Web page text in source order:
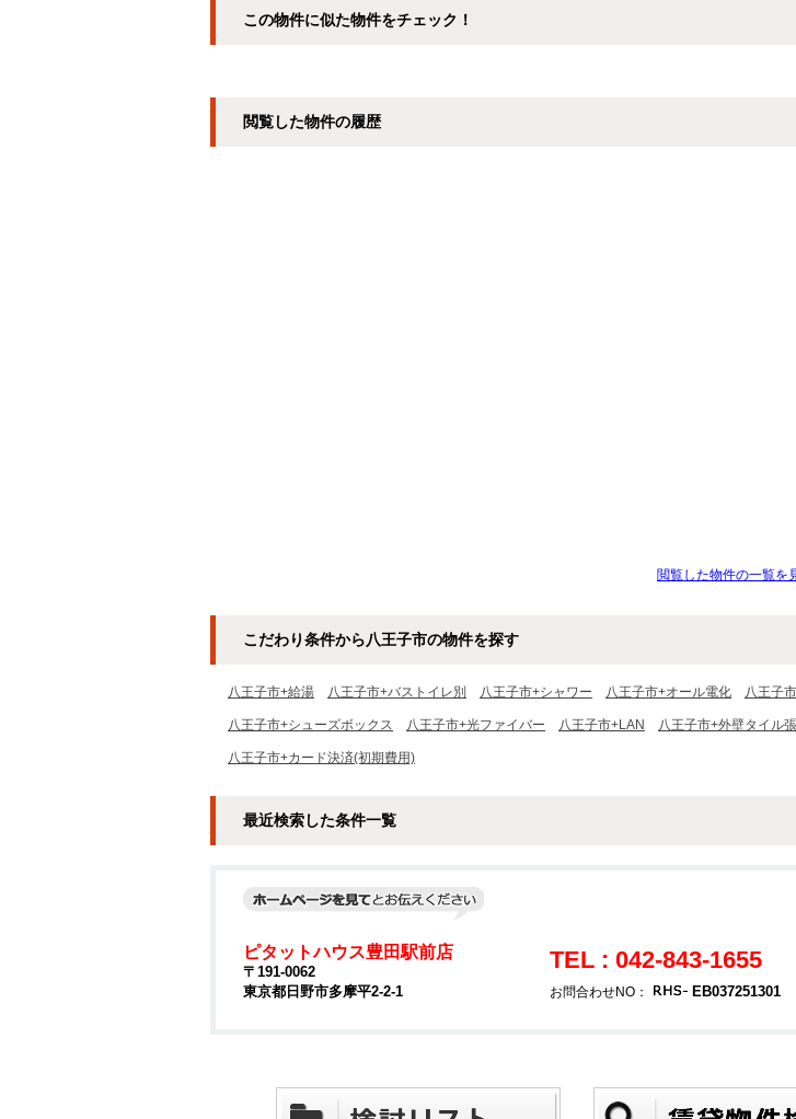
この物件に似た物件をチェック！
閲覧した物件の履歴
閲覧した物件の一覧を
こだわり条件から八王子市の物件を探す
八王子市+給湯 八王子市+バストイレ別 八王子市+シャワー 八王子市+オール電化 八王子
八王子市+シューズボックス 八王子市+光ファイバー 八王子市+LAN 八王子市+外壁タイル
八王子市+カード決済(初期費用)
最近検索した条件一覧
ピタットハウス豊田駅前店
〒191-0062
東京都日野市多摩平2-2-1
TEL : 042-843-1655
お問合わせNO： EB037251301